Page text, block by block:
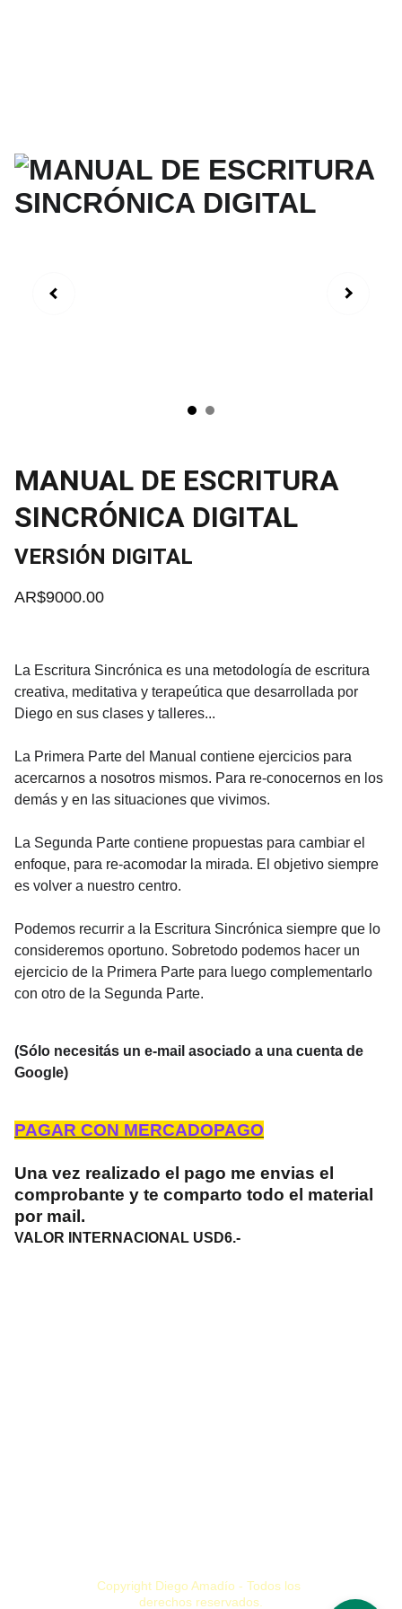
MANUAL DE ESCRITURA
SINCRÓNICA DIGITAL
VERSIÓN DIGITAL
AR$9000.00
La Escritura Sincrónica es una metodología de escritura
creativa, meditativa y terapeútica que desarrollada por
Diego en sus clases y talleres...
La Primera Parte del Manual contiene ejercicios para
acercarnos a nosotros mismos. Para re-conocernos en los
demás y en las situaciones que vivimos.
La Segunda Parte contiene propuestas para cambiar el
enfoque, para re-acomodar la mirada. El objetivo siempre
es volver a nuestro centro.
Podemos recurrir a la Escritura Sincrónica siempre que lo
consideremos oportuno. Sobretodo podemos hacer un
ejercicio de la Primera Parte para luego complementarlo
con otro de la Segunda Parte.
(Sólo necesitás un e-mail asociado a una cuenta de
Google)
PAGAR CON MERCADOPAGO
Una vez realizado el pago me envias el
comprobante y te comparto todo el material
por mail.
VALOR INTERNACIONAL USD6.-
Copyright Diego Amadío - Todos los
derechos reservados.